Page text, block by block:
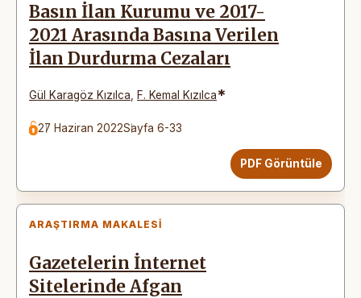
Basın İlan Kurumu ve 2017-
2021 Arasında Basına Verilen
İlan Durdurma Cezaları
Gül Karagöz Kızılca F. Kemal Kızılca*
27 Haziran 2022Sayfa 6-33
PDF Görüntüle
ARAŞTIRMA MAKALESI
Gazetelerin İnternet
Sitelerinde Afgan